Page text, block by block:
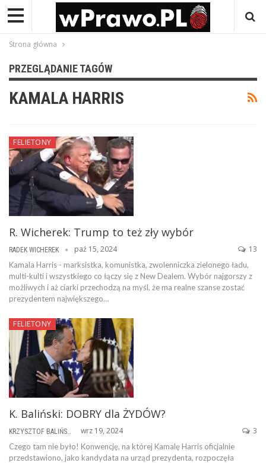
Strona główna
PRZEGLĄDANIE TAGÓW
KAMALA HARRIS
FELIETONY
R. Wicherek: Trump to też zły wybór
RADEK WICHEREK paź 15, 2024 13
Kamala Harris - marksistka, komunistka, zwolenniczka zielonego ładu,
multi-kulti i wszystkiego co łączy się z New Dealem. Wybór najgorszy z
możliwych i aż ciarki przechodzą na myśl, że ma realne szanse zostać
prezydentem największego…
FELIETONY
K. Baliński: DOBRY dla ŻYDÓW?
KRZYSZTOF BALIŃSKI wrz 19, 2024 3
Czego tam nie było! Konwencję, na której Kamalę Harris oficjalnie
przedstawiono, jako kandydata na urząd prezydenta, rozpoczęła